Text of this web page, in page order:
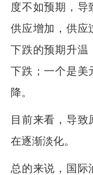
度不如预期，导
供应增加，供应
下跌的预期升温
下跌；一个是美
降。
目前来看，导致
在逐渐淡化。
总的来说，国际